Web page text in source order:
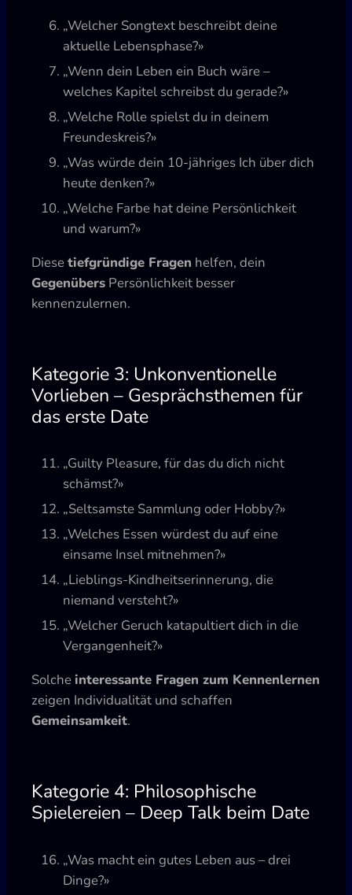
„Welcher Songtext beschreibt deine
aktuelle Lebensphase?»
„Wenn dein Leben ein Buch wäre –
welches Kapitel schreibst du gerade?»
„Welche Rolle spielst du in deinem
Freundeskreis?»
„Was würde dein 10-jähriges Ich über dich
heute denken?»
„Welche Farbe hat deine Persönlichkeit
und warum?»
Diesetiefgründige Fragen helfen, dein
Gegenübers Persönlichkeit besser
kennenzulernen.
Kategorie 3: Unkonventionelle
Vorlieben – Gesprächsthemen für
das erste Date
„Guilty Pleasure, für das du dich nicht
schämst?»
„Seltsamste Sammlung oder Hobby?»
„Welches Essen würdest du auf eine
einsame Insel mitnehmen?»
„Lieblings-Kindheitserinnerung, die
niemand versteht?»
„Welcher Geruch katapultiert dich in die
Vergangenheit?»
Solche interessante Fragen zum Kennenlernen
zeigen Individualität und schaffen
Gemeinsamkeit.
Kategorie 4: Philosophische
Spielereien – Deep Talk beim Date
„Was macht ein gutes Leben aus – drei
Dinge?»